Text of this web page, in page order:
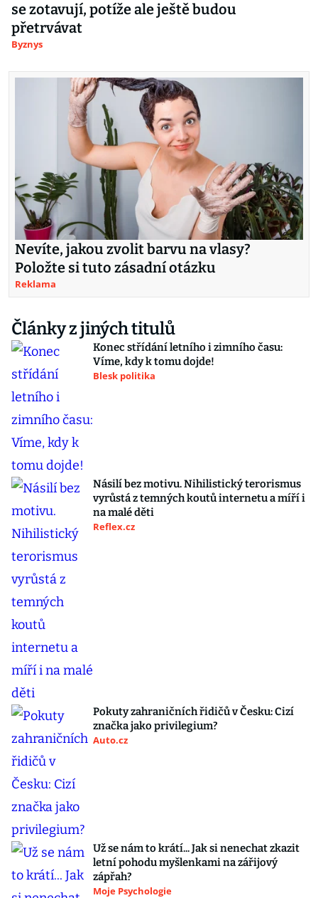
se zotavují, potíže ale ještě budou
přetrvávat
Byznys
Nevíte, jakou zvolit barvu na vlasy?
Položte si tuto zásadní otázku
Reklama
Články z jiných titulů
Konec střídání letního i zimního času:
Víme, kdy k tomu dojde!
Blesk politika
Násilí bez motivu. Nihilistický terorismus
vyrůstá z temných koutů internetu a míří i
na malé děti
Reflex.cz
Pokuty zahraničních řidičů v Česku: Cizí
značka jako privilegium?
Auto.cz
Už se nám to krátí... Jak si nenechat zkazit
letní pohodu myšlenkami na zářijový
zápřah?
Moje Psychologie